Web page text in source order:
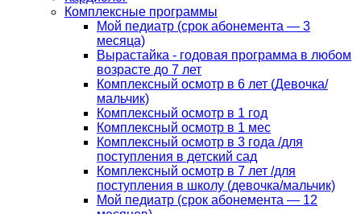
Комплексные программы
Мой педиатр (срок абонемента — 3
месяца)
Вырастайка - годовая программа в любом
возрасте до 7 лет
Комплексный осмотр в 6 лет (Девочка/
мальчик)
Комплексный осмотр в 1 год
Комплексный осмотр в 1 мес
Комплексный осмотр в 3 года /для
поступления в детский сад
Комплексный осмотр в 7 лет /для
поступления в школу (девочка/мальчик)
Мой педиатр (срок абонемента — 12